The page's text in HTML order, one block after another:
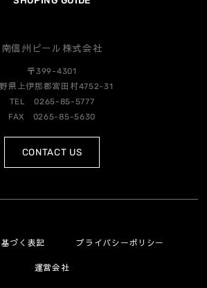
南信州ビール株式会社
〒399-4301
県上伊那郡宮田村4752-31
TEL 0265-85-5777
FAX 0265-85-5630
CONTACT US
づく表記 プライバシーポリシー
運営会社